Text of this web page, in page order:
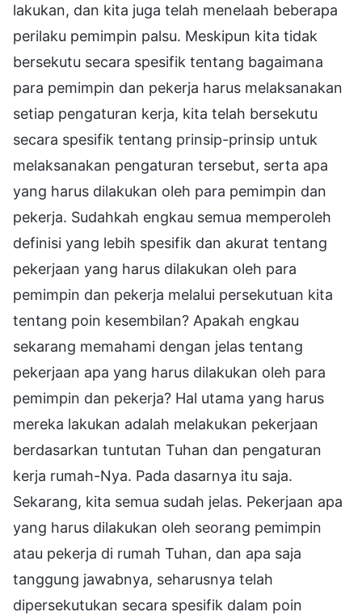
lakukan, dan kita juga telah menelaah beberapa
perilaku pemimpin palsu. Meskipun kita tidak
bersekutu secara spesifik tentang bagaimana
para pemimpin dan pekerja harus melaksanakan
setiap pengaturan kerja, kita telah bersekutu
secara spesifik tentang prinsip-prinsip untuk
melaksanakan pengaturan tersebut, serta apa
yang harus dilakukan oleh para pemimpin dan
pekerja. Sudahkah engkau semua memperoleh
definisi yang lebih spesifik dan akurat tentang
pekerjaan yang harus dilakukan oleh para
pemimpin dan pekerja melalui persekutuan kita
tentang poin kesembilan? Apakah engkau
sekarang memahami dengan jelas tentang
pekerjaan apa yang harus dilakukan oleh para
pemimpin dan pekerja? Hal utama yang harus
mereka lakukan adalah melakukan pekerjaan
berdasarkan tuntutan Tuhan dan pengaturan
kerja rumah-Nya. Pada dasarnya itu saja.
Sekarang, kita semua sudah jelas. Pekerjaan apa
yang harus dilakukan oleh seorang pemimpin
atau pekerja di rumah Tuhan, dan apa saja
tanggung jawabnya, seharusnya telah
dipersekutukan secara spesifik dalam poin